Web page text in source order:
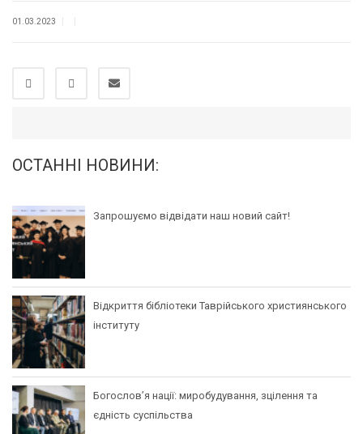
01.03.2023
ОСТАННІ НОВИНИ:
Запрошуємо відвідати наш новий сайт!
Відкриття бібліотеки Таврійського християнського
інституту
Богослов’я нації: миробудування, зцілення та
єдність суспільства